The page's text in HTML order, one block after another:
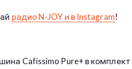
радио N-JOY и в Instagram!
Cafissimo Pure+ в комплект